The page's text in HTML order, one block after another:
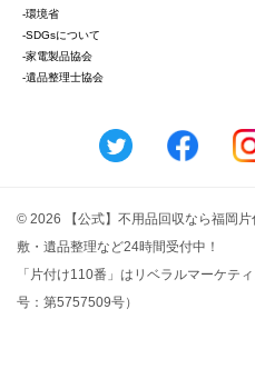
-環境省
-SDGsについて
-家電製品協会
-遺品整理士協会
© 2026 【公式】不用品回収なら福岡
敷・遺品整理など24時間受付中！
「片付け110番」はリベラルマーケテ
号：第5757509号）